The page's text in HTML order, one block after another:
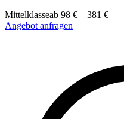
Mittelklasseab 98 € – 381 €
Angebot anfragen